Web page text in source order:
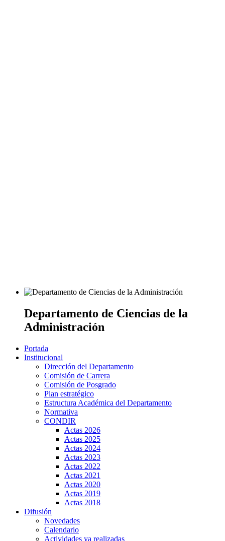
Departamento de Ciencias de la
Administración
Portada
Institucional
Dirección del Departamento
Comisión de Carrera
Comisión de Posgrado
Plan estratégico
Estructura Académica del Departamento
Normativa
CONDIR
Actas 2026
Actas 2025
Actas 2024
Actas 2023
Actas 2022
Actas 2021
Actas 2020
Actas 2019
Actas 2018
Difusión
Novedades
Calendario
Actividades ya realizadas